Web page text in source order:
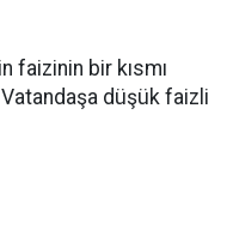
faizinin bir kısmı
düşük faizli